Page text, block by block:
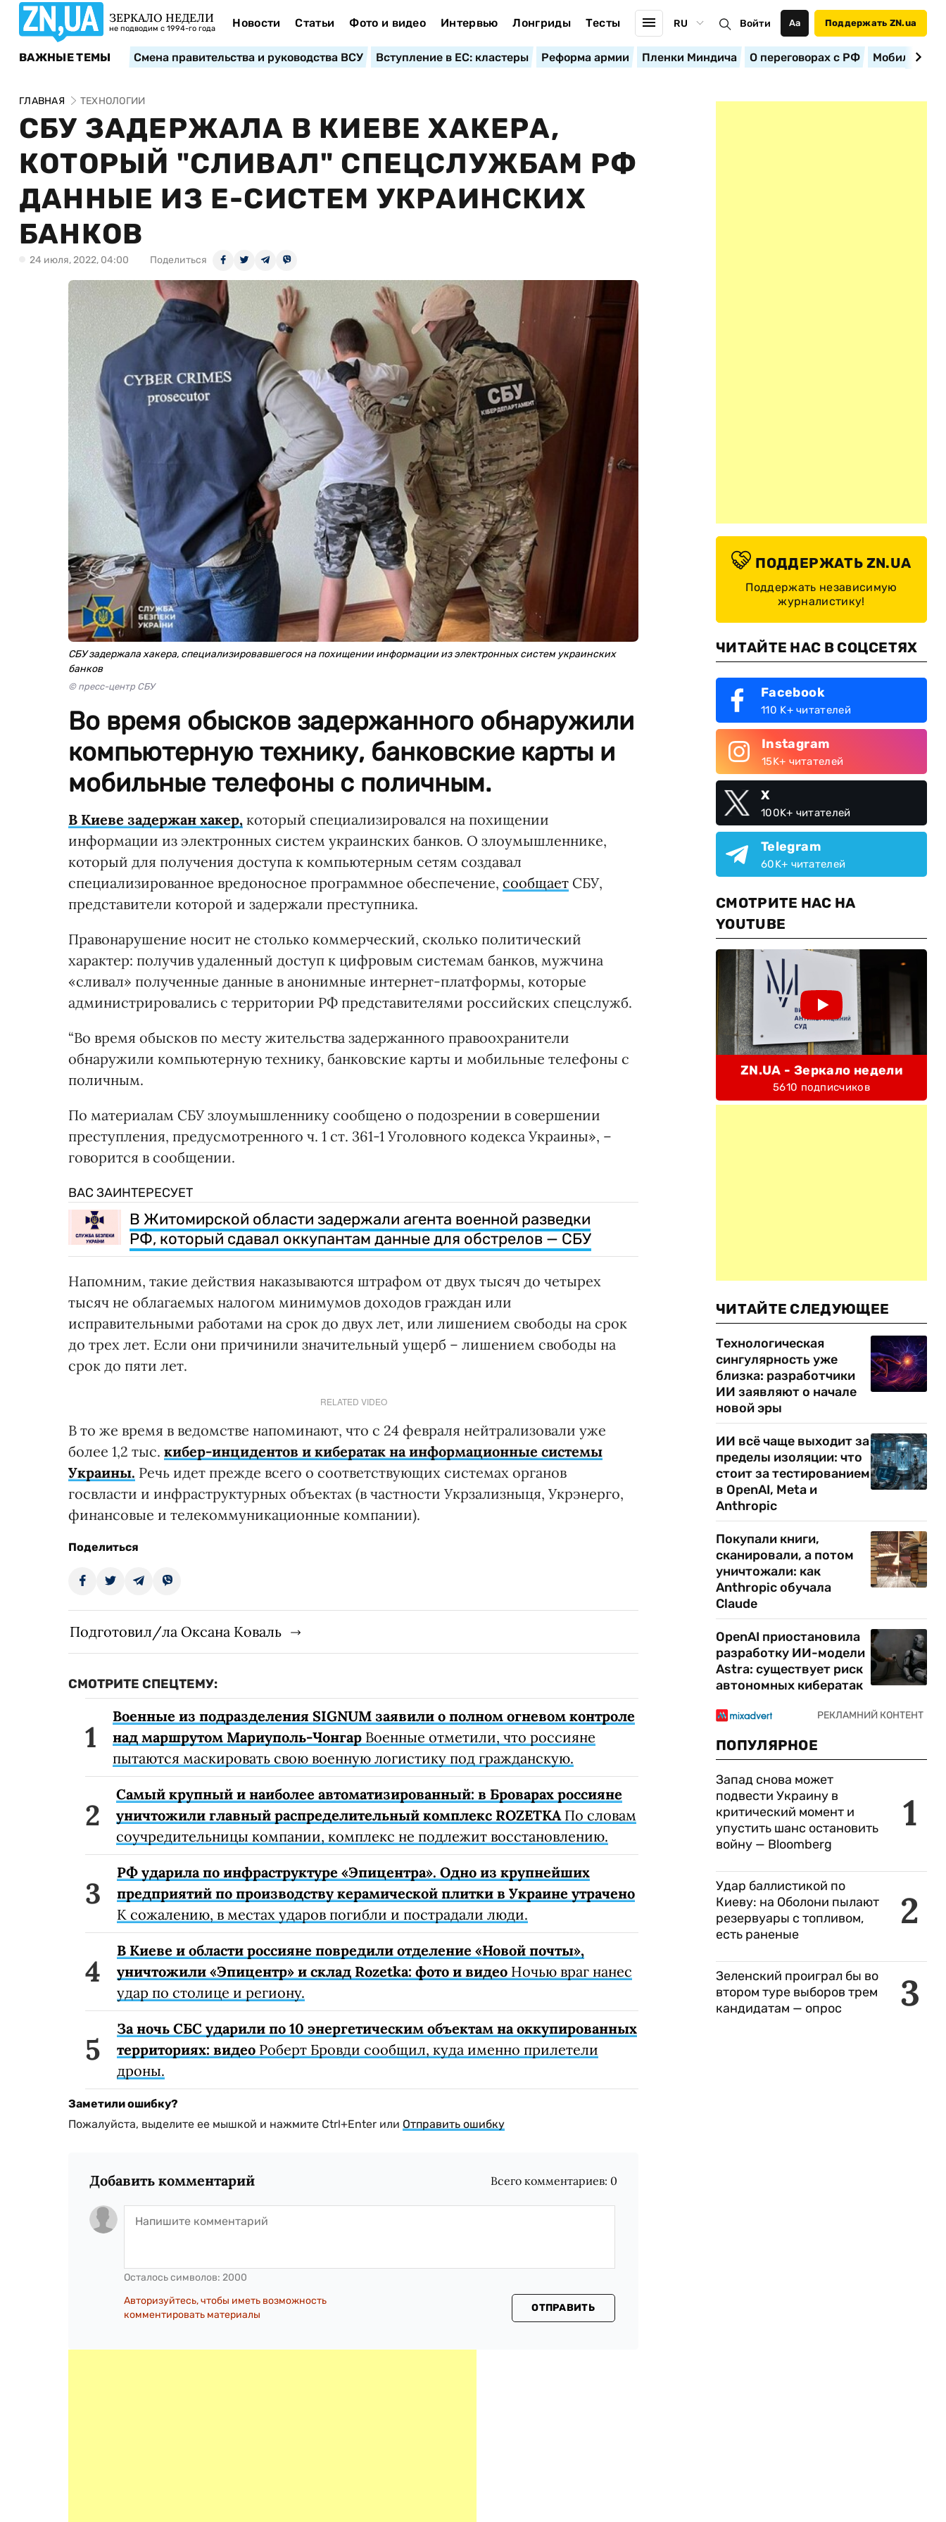
ЗЕРКАЛО НЕДЕЛИ
не подводим с 1994-го года Новости Статьи Фото и видео Интервью Лонгриды Тесты RU Войти Аа Поддержать ZN.ua
ВАЖНЫЕ ТЕМЫ Смена правительства и руководства ВСУ Вступление в ЕС: кластеры Реформа армии Пленки Миндича О переговорах с РФ
ГЛАВНАЯ ТЕХНОЛОГИИ
СБУ ЗАДЕРЖАЛА В КИЕВЕ ХАКЕРА,
КОТОРЫЙ "СЛИВАЛ" СПЕЦСЛУЖБАМ РФ
ДАННЫЕ ИЗ Е-СИСТЕМ УКРАИНСКИХ
БАНКОВ
24 июля, 2022, 04:00 Поделиться
СБУ задержала хакера, специализировавшегося на похищении информации из электронных систем украинских
банков
© пресс-центр СБУ
Во время обысков задержанного обнаружили
компьютерную технику, банковские карты и
мобильные телефоны с поличным.
В Киеве задержан хакер, который специализировался на похищении
информации из электронных систем украинских банков. О злоумышленнике,
который для получения доступа к компьютерным сетям создавал
специализированное вредоносное программное обеспечение, сообщает СБУ,
представители которой и задержали преступника.
Правонарушение носит не столько коммерческий, сколько политический
характер: получив удаленный доступ к цифровым системам банков, мужчина
«сливал» полученные данные в анонимные интернет-платформы, которые
администрировались с территории РФ представителями российских спецслужб.
“Во время обысков по месту жительства задержанного правоохранители
обнаружили компьютерную технику, банковские карты и мобильные телефоны с
поличным.
По материалам СБУ злоумышленнику сообщено о подозрении в совершении
преступления, предусмотренного ч. 1 ст. 361-1 Уголовного кодекса Украины», –
говорится в сообщении.
ВАС ЗАИНТЕРЕСУЕТ
В Житомирской области задержали агента военной разведки
РФ, который сдавал оккупантам данные для обстрелов — СБУ
Напомним, такие действия наказываются штрафом от двух тысяч до четырех
тысяч не облагаемых налогом минимумов доходов граждан или
исправительными работами на срок до двух лет, или лишением свободы на срок
до трех лет. Если они причинили значительный ущерб – лишением свободы на
срок до пяти лет.
RELATED VIDEO
В то же время в ведомстве напоминают, что с 24 февраля нейтрализовали уже
более 1,2 тыс. кибер-инцидентов и кибератак на информационные системы
Украины. Речь идет прежде всего о соответствующих системах органов
госвласти и инфраструктурных объектах (в частности Укрзализныця, Укрэнерго,
финансовые и телекоммуникационные компании).
Поделиться
Подготовил/ла Оксана Коваль
СМОТРИТЕ СПЕЦТЕМУ:
Военные из подразделения SIGNUM заявили о полном огневом контроле
над маршрутом Мариуполь-Чонгар Военные отметили, что россияне
пытаются маскировать свою военную логистику под гражданскую.
Самый крупный и наиболее автоматизированный: в Броварах россияне
уничтожили главный распределительный комплекс ROZETKAПо словам
соучредительницы компании, комплекс не подлежит восстановлению.
РФ ударила по инфраструктуре «Эпицентра». Одно из крупнейших
предприятий по производству керамической плитки в Украине утрачено
К сожалению, в местах ударов погибли и пострадали люди.
В Киеве и области россияне повредили отделение «Новой почты»,
уничтожили «Эпицентр» и склад Rozetka: фото и видео Ночью враг нанес
удар по столице и региону.
За ночь СБС ударили по 10 энергетическим объектам на оккупированных
территориях: видео Роберт Бровди сообщил, куда именно прилетели
дроны.
Заметили ошибку?
Пожалуйста, выделите ее мышкой и нажмите Ctrl+Enter или Отправить ошибку
Добавить комментарий Всего комментариев: 0
Осталось символов: 2000
Авторизуйтесь, чтобы иметь возможность
комментировать материалы
ОТПРАВИТЬ
ПОДДЕРЖАТЬ ZN.UA
Поддержать независимую
журналистику!
ЧИТАЙТЕ НАС В СОЦСЕТЯХ
Facebook
110 K+ читателей
Instagram
15K+ читателей
X
100K+ читателей
Telegram
60K+ читателей
СМОТРИТЕ НАС НА
YOUTUBE
ZN.UA - Зеркало недели
5610 подписчиков
ЧИТАЙТЕ СЛЕДУЮЩЕЕ
Технологическая
сингулярность уже
близка: разработчики
ИИ заявляют о начале
новой эры
ИИ всё чаще выходит за
пределы изоляции: что
стоит за тестированием
в OpenAI, Meta и
Anthropic
Покупали книги,
сканировали, а потом
уничтожали: как
Anthropic обучала
Claude
OpenAI приостановила
разработку ИИ-модели
Astra: существует риск
автономных кибератак
ПОПУЛЯРНОЕ
1
Запад снова может
подвести Украину в
критический момент и
упустить шанс остановить
войну — Bloomberg
2
Удар баллистикой по
Киеву: на Оболони пылают
резервуары с топливом,
есть раненые
3
Зеленский проиграл бы во
втором туре выборов трем
кандидатам — опрос